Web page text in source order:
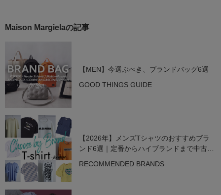
Maison Margielaの記事
【MEN】今選ぶべき、ブランドバッグ6選
GOOD THINGS GUIDE
【2026年】メンズTシャツのおすすめブラ
ンド6選｜定番からハイブランドまで中古で
RECOMMENDED BRANDS